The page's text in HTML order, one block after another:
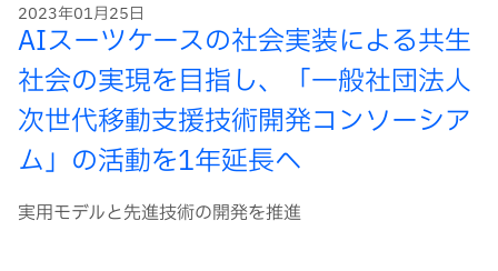
2023年01月25日
AIスーツケースの社会実装による共生
社会の実現を目指し、「一般社団法人
次世代移動支援技術開発コンソーシア
ム」の活動を1年延長へ
実用モデルと先進技術の開発を推進